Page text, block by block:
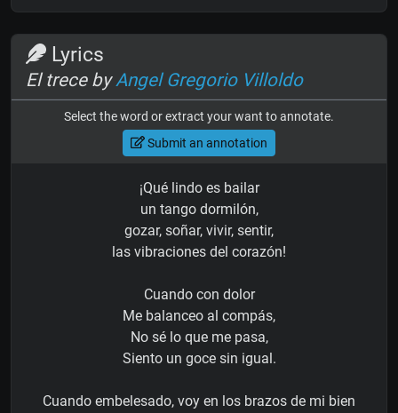
Lyrics
El trece byAngel Gregorio Villoldo
Select the word or extract your want to annotate.
Submit an annotation
¡Qué lindo es bailar
un tango dormilón,
gozar, soñar, vivir, sentir,
las vibraciones del corazón!
Cuando con dolor
Me balanceo al compás,
No sé lo que me pasa,
Siento un goce sin igual.
Cuando embelesado, voy en los brazos de mi bien